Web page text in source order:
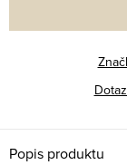
Popis produktu